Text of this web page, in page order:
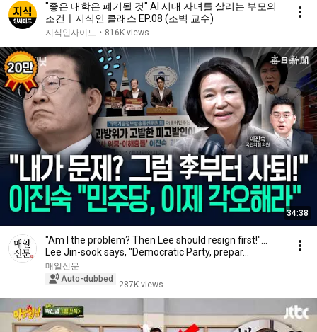
"좋은 대학은 폐기될 것" AI 시대 자녀를 살리는 부모의
조건ㅣ지식인 클래스 EP.08 (조벽 교수)
지식인사이드 • 816K views
34:38
"Am I the problem? Then Lee should resign first!"...
Lee Jin-sook says, "Democratic Party, prepar...
매일신문
Auto-dubbed
287K views